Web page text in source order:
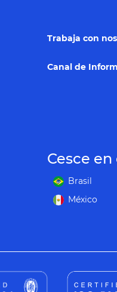
Trabaja con
Canal de
Cesce
Brasil
México